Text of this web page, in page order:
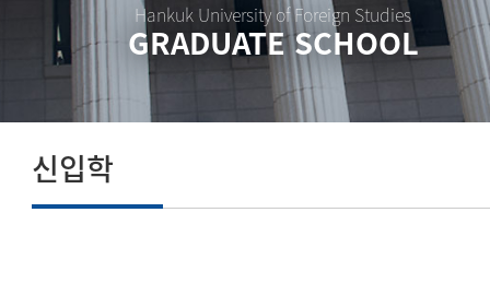
Hankuk University of Foreign Studies
GRADUATE SCHOOL
신입학